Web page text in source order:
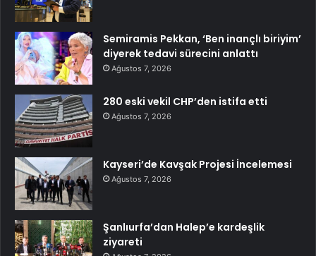
Semiramis Pekkan, ‘Ben inançlı biriyim’
diyerek tedavi sürecini anlattı
Ağustos 7, 2026
280 eski vekil CHP’den istifa etti
Ağustos 7, 2026
Kayseri’de Kavşak Projesi İncelemesi
Ağustos 7, 2026
Şanlıurfa’dan Halep’e kardeşlik
ziyareti